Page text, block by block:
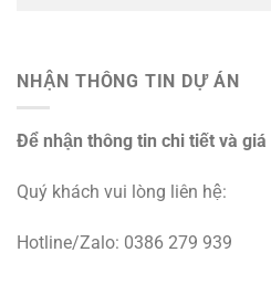
NHẬN THÔNG TIN DỰ ÁN
Để nhận thông tin chi tiết và giá
Quý khách vui lòng liên hệ:
Hotline/Zalo: 0386 279 939